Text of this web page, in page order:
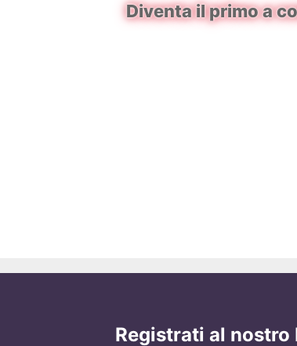
Diventa il primo a
Registrati al nostro